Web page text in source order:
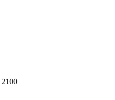
2100